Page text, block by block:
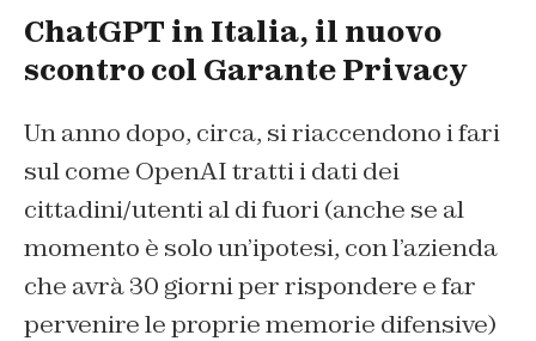
ChatGPT in Italia, il nuovo
scontro col Garante Privacy
Un anno dopo, circa, si riaccendono i fari
sul come OpenAI tratti i dati dei
cittadini/utenti al di fuori (anche se al
momento è solo un’ipotesi, con l’azienda
che avrà 30 giorni per rispondere e far
pervenire le proprie memorie difensive)